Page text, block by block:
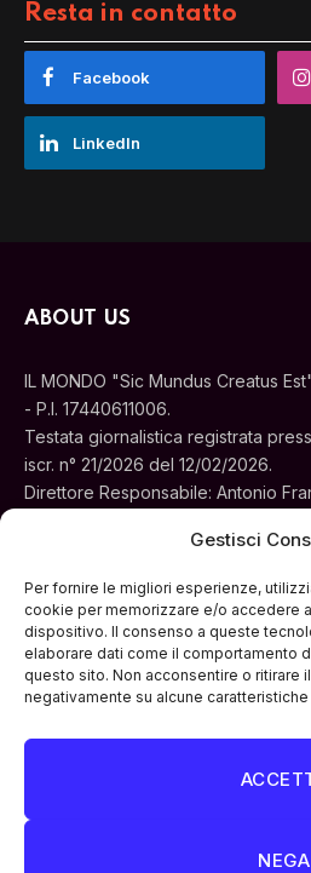
Gestisci
Per fornire le migliori esperienze,
cookie per memorizzare e/o accedere
dispositivo. Il consenso a queste
elaborare dati come il comportamento
questo sito. Non acconsentire o ritirare
negativamente su alcune
NEGA
Resta in contatto
Facebook
LinkedIn
ABOUT US
IL MONDO "Sic Mundus Creatus
- P.I. 17440611006.
Testata giornalistica registrata
iscr. n° 21/2026 del 12/02/2026.
Direttore Responsabile: Antonio
Sede legale: Via Silvestri, 195 -
Cinemedia Srl
Facebook